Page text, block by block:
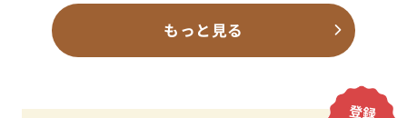
もっと見る